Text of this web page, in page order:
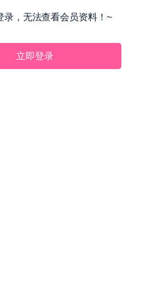
录，无法查看会员资料！~
立即登录